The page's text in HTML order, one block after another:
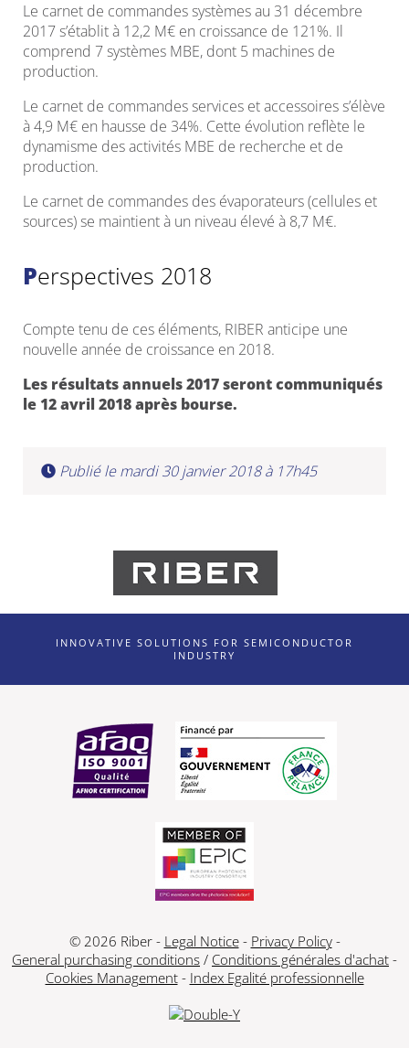
Le carnet de commandes systèmes au 31 décembre
2017 s’établit à 12,2 M€ en croissance de 121%. Il
comprend 7 systèmes MBE, dont 5 machines de
production.
Le carnet de commandes services et accessoires s’élève
à 4,9 M€ en hausse de 34%. Cette évolution reflète le
dynamisme des activités MBE de recherche et de
production.
Le carnet de commandes des évaporateurs (cellules et
sources) se maintient à un niveau élevé à 8,7 M€.
Perspectives 2018
Compte tenu de ces éléments, RIBER anticipe une
nouvelle année de croissance en 2018.
Les résultats annuels 2017 seront communiqués
le 12 avril 2018 après bourse.
Publié le mardi 30 janvier 2018 à 17h45
INNOVATIVE SOLUTIONS FOR SEMICONDUCTOR
INDUSTRY
© 2026 Riber - Legal Notice- Privacy Policy-
General purchasing conditions / Conditions générales d'achat -
Cookies Management- Index Egalité professionnelle